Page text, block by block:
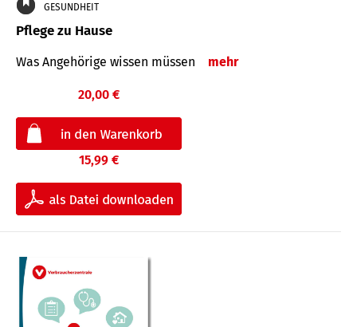
GESUNDHEIT
Pflege zu Hause
Was Angehörige wissen müssen mehr
20,00 €
15,99 €